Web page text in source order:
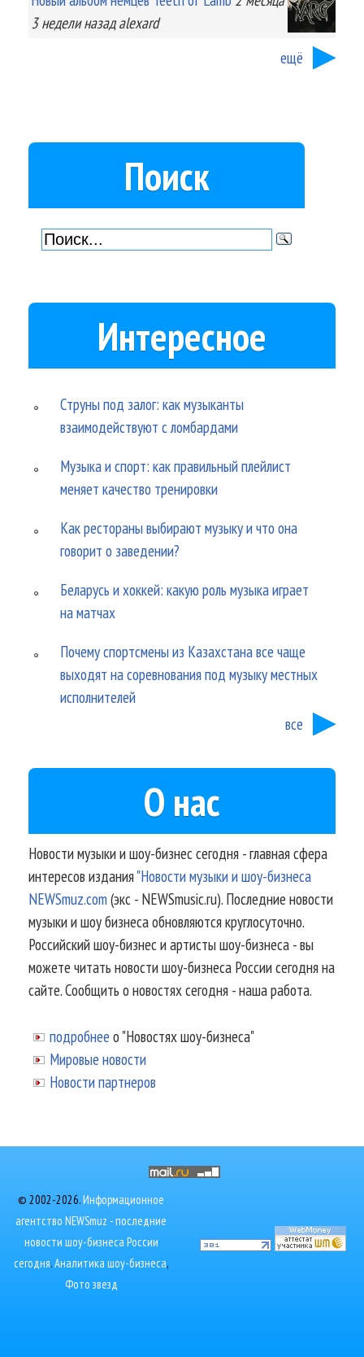
3 неделиназад alexard
ещё
Поиск
Интересное
Струны под залог: как музыканты
взаимодействуют с ломбардами
Музыка и спорт: как правильный плейлист
меняет качество тренировки
Как рестораны выбирают музыку и что она
говорит о заведении?
Беларусь и хоккей: какую роль музыка играет
на матчах
Почему спортсмены из Казахстана все чаще
выходят на соревнования под музыку местных
исполнителей
все
О нас
Новости музыки и шоу-бизнес сегодня - главная сфера
интересов издания"Новости музыки и шоу-бизнеса
NEWSmuz.com(экс - NEWSmusic.ru). Последние новости
музыки и шоу бизнеса обновляются круглосуточно.
Российский шоу-бизнес и артисты шоу-бизнеса - вы
можете читать новости шоу-бизнеса России сегодня на
сайте. Сообщить о новостях сегодня - наша работа.
подробнее о "Новостях шоу-бизнеса"
Мировые новости
Новости партнеров
© 2002-2026.Информационное
агентство NEWSmuz - последние
новости шоу-бизнеса России
сегодня.Аналитика шоу-бизнеса,
Фото звезд